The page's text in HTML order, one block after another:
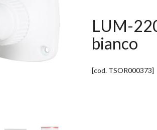
LUM-
bianco
[cod. TSOR000373]